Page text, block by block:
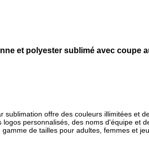
et polyester sublimé avec coupe
sublimation offre des couleurs illimitées et
personnalisés, des noms d'équipe et
de tailles pour adultes, femmes et